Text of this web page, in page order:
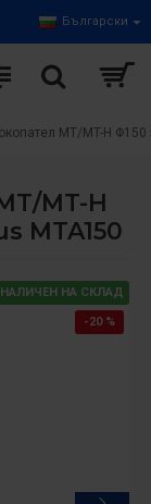
Български
MT/MT-H
MT-H
MTA150
НАЛИЧЕН НА СКЛАД
-20 %